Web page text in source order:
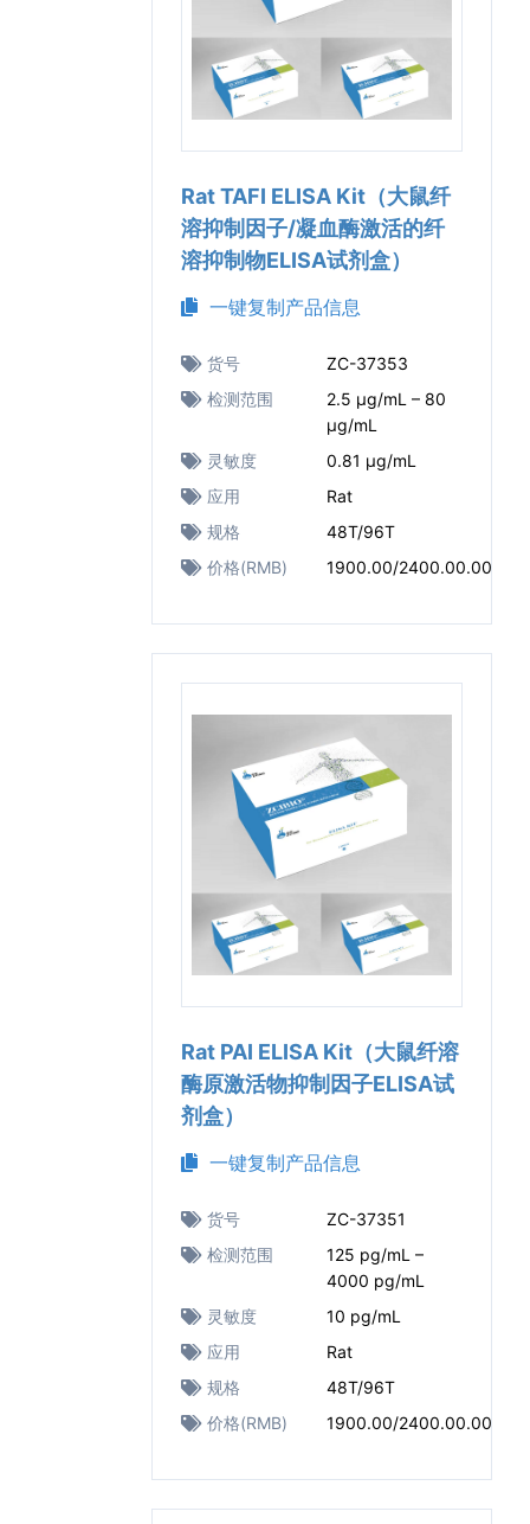
Rat TAFI ELISA Kit（大鼠纤
溶抑制因子/凝血酶激活的纤
溶抑制物ELISA试剂盒）
一键复制产品信息
货号
ZC-37353
检测范围
2.5 μg/mL – 80
μg/mL
灵敏度
0.81 μg/mL
应用
Rat
规格
48T/96T
价格(RMB)
1900.00/2400.00.00
Rat PAI ELISA Kit（大鼠纤溶
酶原激活物抑制因子ELISA试
剂盒）
一键复制产品信息
货号
ZC-37351
检测范围
125 pg/mL –
4000 pg/mL
灵敏度
10 pg/mL
应用
Rat
规格
48T/96T
价格(RMB)
1900.00/2400.00.00